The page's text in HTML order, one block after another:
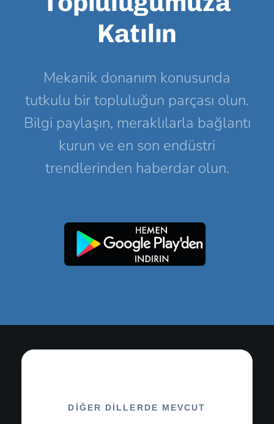
Katılın
Mekanik donanım konusunda
tutkulu bir topluluğun parçası olun.
Bilgi paylaşın, meraklılarla bağlantı
kurun ve en son endüstri
trendlerinden haberdar olun.
DIĞER DILLERDE MEVCUT